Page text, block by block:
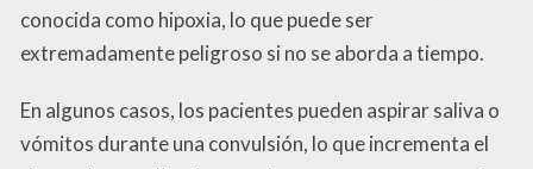
conocida como hipoxia, lo que puede ser
extremadamente peligroso si no se aborda a tiempo.
En algunos casos, los pacientes pueden aspirar saliva o
vómitos durante una convulsión, lo que incrementa el